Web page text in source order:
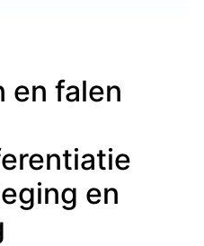
en falen
en